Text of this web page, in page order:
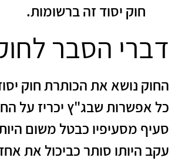
חוק יסוד זה ברשומות.
דברי הסבר
החוק נושא את הכותרת חוק
כל אפשרות שבג"ץ יכריז על
סעיף מסעיפיו כבטל משום
עקב היותו סותר כביכול את